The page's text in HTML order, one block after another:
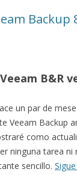
Backup
B&R
un par de
Veeam Backup
como
ninguna tarea ni
sencillo.